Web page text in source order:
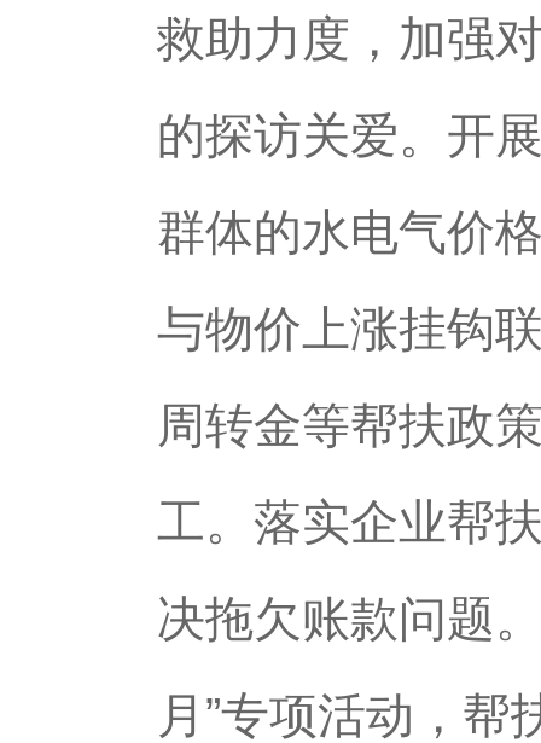
救助力度，加强
的探访关爱。开
群体的水电气价
与物价上涨挂钩
周转金等帮扶政
工。落实企业帮
决拖欠账款问题
月”专项活动，